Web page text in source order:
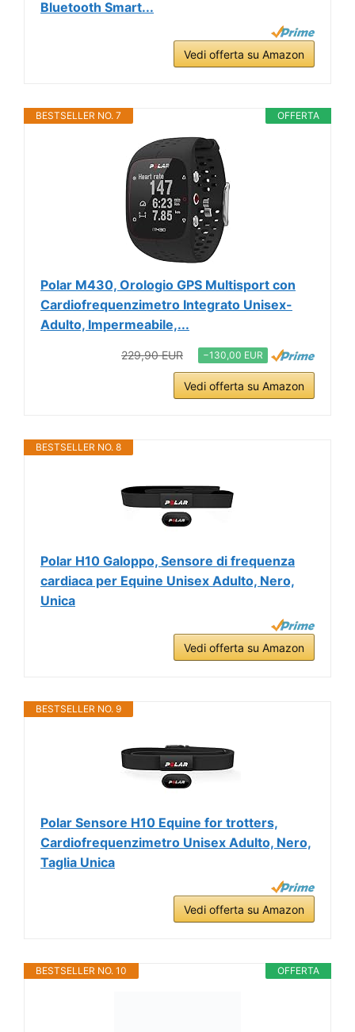
Bluetooth Smart...
Vedi offerta su Amazon
OFFERTA
BESTSELLER NO. 7
Polar M430, Orologio GPS Multisport con
Cardiofrequenzimetro Integrato Unisex-
Adulto, Impermeabile,...
229,90 EUR −130,00 EUR
Vedi offerta su Amazon
BESTSELLER NO. 8
Polar H10 Galoppo, Sensore di frequenza
cardiaca per Equine Unisex Adulto, Nero,
Unica
Vedi offerta su Amazon
BESTSELLER NO. 9
Polar Sensore H10 Equine for trotters,
Cardiofrequenzimetro Unisex Adulto, Nero,
Taglia Unica
Vedi offerta su Amazon
OFFERTA
BESTSELLER NO. 10